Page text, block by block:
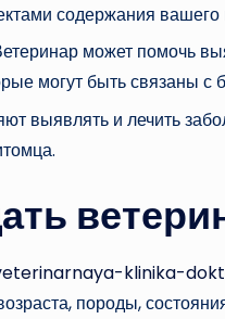
содержания вашего
может помочь
могут быть связаны с
выявлять и лечить
klinika-
породы,